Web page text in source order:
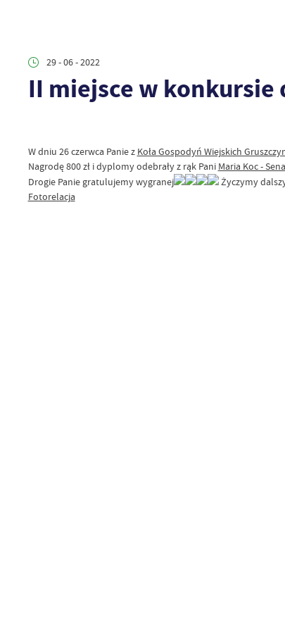
29 - 06 - 2022
II miejsce w
W dniu 26 czerwca Panie z Koła Gospodyń Wiejskich
Nagrodę 800 zł i dyplomyodebrałyz rąk Pani Maria Koc -
Drogie Panie gratulujemy wygranej
Życzymy
Fotorelacja